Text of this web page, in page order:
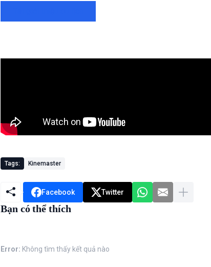
Tags: Kinemaster
Facebook Twitter
Bạn có thể thích
Error: Không tìm thấy kết quả nào